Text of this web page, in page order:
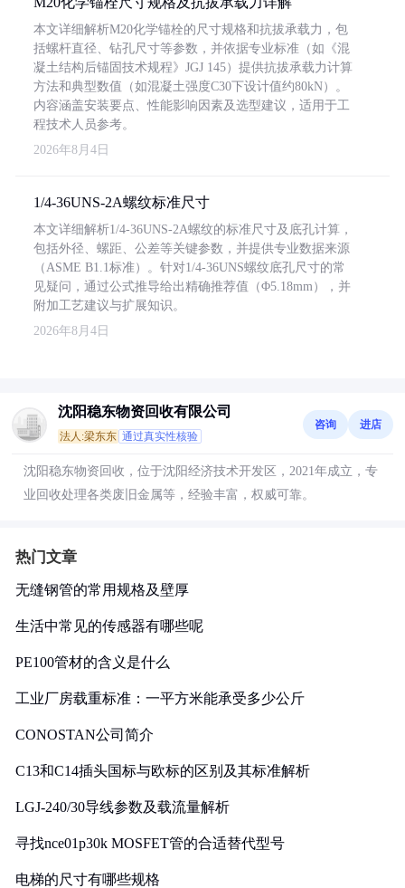
本文详细解析M20化学锚栓的尺寸规格和抗拔承载力，包
括螺杆直径、钻孔尺寸等参数，并依据专业标准（如《混
凝土结构后锚固技术规程》JGJ 145）提供抗拔承载力计算
方法和典型数值（如混凝土强度C30下设计值约80kN）。
内容涵盖安装要点、性能影响因素及选型建议，适用于工
程技术人员参考。
2026年8月4日
1/4-36UNS-2A螺纹标准尺寸
本文详细解析1/4-36UNS-2A螺纹的标准尺寸及底孔计算，
包括外径、螺距、公差等关键参数，并提供专业数据来源
（ASME B1.1标准）。针对1/4-36UNS螺纹底孔尺寸的常
见疑问，通过公式推导给出精确推荐值（Φ5.18mm），并
附加工艺建议与扩展知识。
2026年8月4日
沈阳稳东物资回收有限公司
法人:梁东东 通过真实性核验
咨询 进店
沈阳稳东物资回收，位于沈阳经济技术开发区，2021年成立，专
业回收处理各类废旧金属等，经验丰富，权威可靠。
热门文章
无缝钢管的常用规格及壁厚
生活中常见的传感器有哪些呢
PE100管材的含义是什么
工业厂房载重标准：一平方米能承受多少公斤
CONOSTAN公司简介
C13和C14插头国标与欧标的区别及其标准解析
LGJ-240/30导线参数及载流量解析
寻找nce01p30k MOSFET管的合适替代型号
电梯的尺寸有哪些规格